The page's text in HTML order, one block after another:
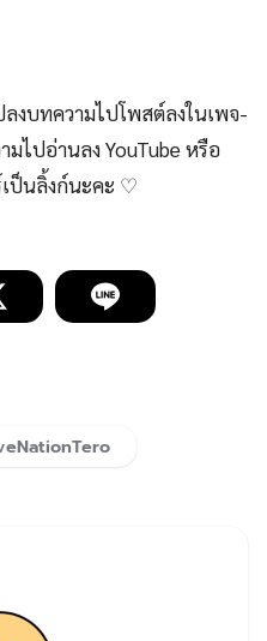
บทความไปโพสต์ลงในเพจ-
ไปอ่านลง YouTube หรือ
ป็นลิ้งก์นะคะ ♡